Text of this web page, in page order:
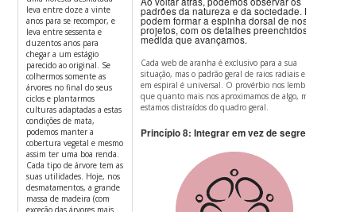
leva entre doze a vinte
anos para se recompor, e
leva entre sessenta e
duzentos anos para
chegar a um estágio
parecido ao original. Se
colhermos somente as
árvores no final do seus
ciclos e plantarmos
culturas adaptadas a estas
condições de mata,
podemos manter a
cobertura vegetal e mesmo
assim ter uma boa renda.
Cada tipo de árvore tem as
suas utilidades. Hoje, nos
desmatamentos, a grande
massa de madeira (com
exceção das árvores mais
padrões da natureza e da sociedade. Estes
podem formar a espinha dorsal de nossos
projetos, com os detalhes preenchidos à
medida que avançamos.
Cada web de aranha é exclusivo para a sua
situação, mas o padrão geral de raios radiais e anéis
em espiral é universal. O provérbio nos lembra
que quanto mais nos aproximamos de algo, mais
estamos distraídos do quadro geral.
Princípio 8: Integrar em vez de segregar.